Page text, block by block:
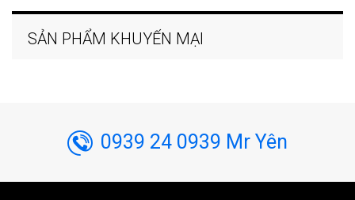
SẢN PHẨM KHUYẾN MẠI
0939 24 0939 Mr Yên